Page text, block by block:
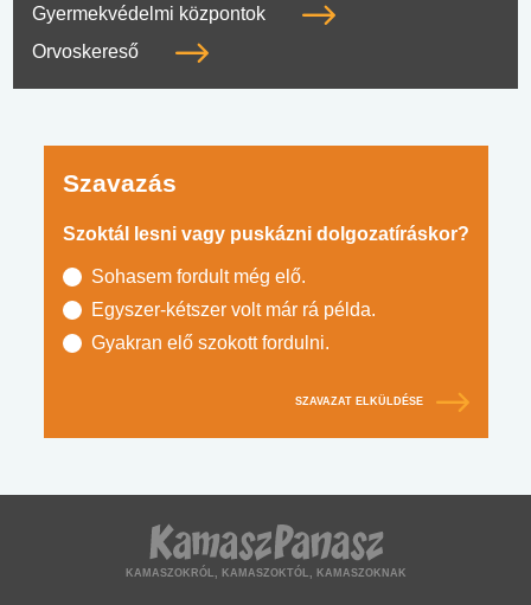
Gyermekvédelmi központok
Orvoskereső
Szavazás
Szoktál lesni vagy puskázni dolgozatíráskor?
Sohasem fordult még elő.
Egyszer-kétszer volt már rá példa.
Gyakran elő szokott fordulni.
SZAVAZAT ELKÜLDÉSE
KAMASZOKRÓL, KAMASZOKTÓL, KAMASZOKNAK